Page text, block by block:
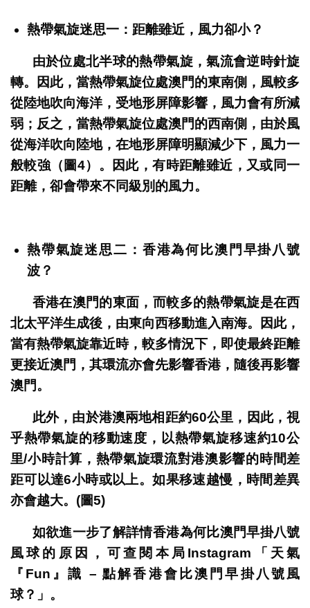
熱帶氣旋迷思一：距離雖近，風力卻小？
由於位處北半球的熱帶氣旋，氣流會逆時針旋
轉。因此，當熱帶氣旋位處澳門的東南側，風較多
從陸地吹向海洋，受地形屏障影響，風力會有所減
弱；反之，當熱帶氣旋位處澳門的西南側，由於風
從海洋吹向陸地，在地形屏障明顯減少下，風力一
般較強（圖4）。因此，有時距離雖近，又或同一
距離，卻會帶來不同級別的風力。
熱帶氣旋迷思二：香港為何比澳門早掛八號
波？
香港在澳門的東面，而較多的熱帶氣旋是在西
北太平洋生成後，由東向西移動進入南海。因此，
當有熱帶氣旋靠近時，較多情況下，即使最終距離
更接近澳門，其環流亦會先影響香港，隨後再影響
澳門。
此外，由於港澳兩地相距約60公里，因此，視
乎熱帶氣旋的移動速度，以熱帶氣旋移速約10公
里/小時計算，熱帶氣旋環流對港澳影響的時間差
距可以達6小時或以上。如果移速越慢，時間差異
亦會越大。 (圖5)
如欲進一步了解詳情香港為何比澳門早掛八號
風球的原因，可查閱本局Instagram「天氣
『Fun』識 – 點解香港會比澳門早掛八號風
球？」。